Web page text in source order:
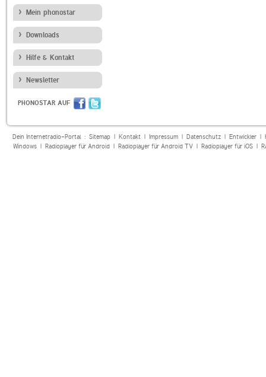
Mein phonostar
Downloads
Hilfe & Kontakt
Newsletter
PHONOSTAR AUF
Dein Internetradio-Portal : Sitemap| Kontakt| Impressum| Datenschutz| Entwickler|
Windows| Radioplayer für Android| Radioplayer für Android TV| Radioplayer für iOS|